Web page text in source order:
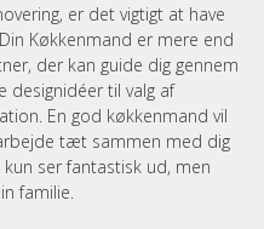
er det vigtigt at have
Køkkenmand er mere end
der kan guide dig gennem
designidéer til valg af
En god køkkenmand vil
tæt sammen med dig
ser fantastisk ud, men
familie.